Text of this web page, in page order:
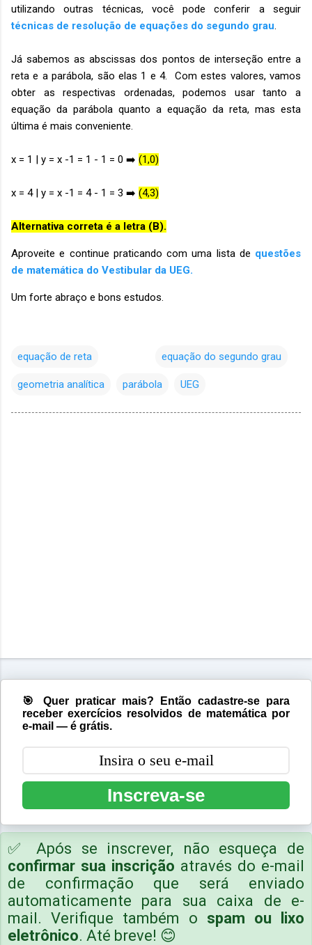
utilizando outras técnicas, você pode conferir a seguir
técnicas de resolução de equações do segundo grau
Já sabemos as abscissas dos pontos de interseção entre a
reta e a parábola, são elas 1 e 4. Com estes valores, vamos
obter as respectivas ordenadas, podemos usar tanto a
equação da parábola quanto a equação da reta, mas esta
última é mais conveniente.
x = 1 | y = x -1 = 1 - 1 = 0 ➡️ (1,0)
x = 4 | y = x -1 = 4 - 1 = 3 ➡️ (4,3)
Alternativa correta é a letra (B).
Aproveite e continue praticando com uma lista de questões
de matemática do Vestibular da UEG.
Um forte abraço e bons estudos.
equação de reta equação do segundo grau
geometria analítica parábola UEG
🎯 Quer praticar mais? Então cadastre-se para
receber exercícios resolvidos de matemática por
e-mail — é grátis.
Inscreva-se
✅ Após se inscrever, não esqueça de
confirmar sua inscrição através do e-mail
de confirmação que será enviado
automaticamente para sua caixa de e-
mail. Verifique também o spam ou lixo
eletrônico. Até breve! 😊